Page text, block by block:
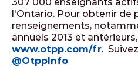
l'Ontario. Pour obtenir de
renseignements,
annuels 2013 et
www.otpp.com/fr.
@OtppInfo